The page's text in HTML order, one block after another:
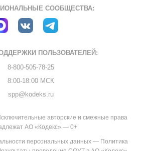
СООБЩЕСТВА:
ПОЛЬЗОВАТЕЛЕЙ:
8-800-505-78-25
8:00-18:00 МСК
spp@kodeks.ru
авторские и смежные права
АО «Кодекс» — 0+
персональных данных— Политика